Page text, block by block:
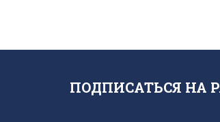
ПОДПИСАТЬСЯ НА